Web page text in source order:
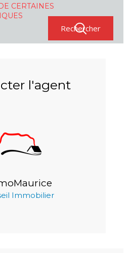
CERTAINES
l'agent
Immobilier